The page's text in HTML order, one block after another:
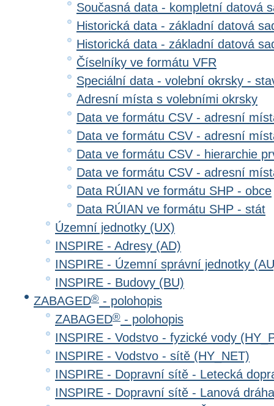
Současná data - kompletní datová
Historická data - základní datová
Historická data - základní datová
Číselníky ve formátu VFR
Speciální data - volební okrsky -
Adresní místa s volebními okrsky
Data ve formátu CSV - adresní
Data ve formátu CSV - adresní
Data ve formátu CSV - hierarchie
Data ve formátu CSV - adresní
Data RÚIAN ve formátu SHP - obce
Data RÚIAN ve formátu SHP - stát
Územní jednotky (UX)
INSPIRE - Adresy (AD)
INSPIRE - Územní správní jednotky
INSPIRE - Budovy (BU)
ZABAGED® - polohopis
ZABAGED® - polohopis
INSPIRE - Vodstvo - fyzické vody
INSPIRE - Vodstvo - sítě (HY_NET)
INSPIRE - Dopravní sítě - Letecká
INSPIRE - Dopravní sítě - Lanová